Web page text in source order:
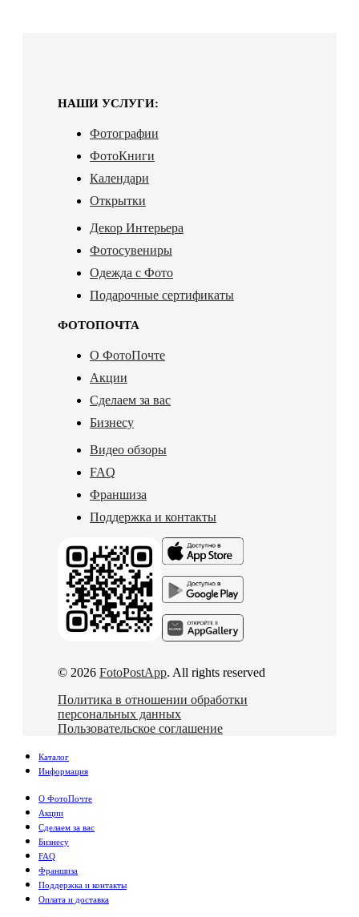
НАШИ УСЛУГИ:
Фотографии
ФотоКниги
Календари
Открытки
Декор Интерьера
Фотосувениры
Одежда с Фото
Подарочные сертификаты
ФОТОПОЧТА
О ФотоПочте
Акции
Сделаем за вас
Бизнесу
Видео обзоры
FAQ
Франшиза
Поддержка и контакты
© 2026 FotoPostApp. All rights reserved
Политика в отношении обработки
персональных данных
Пользовательское соглашение
Каталог
Информация
О ФотоПочте
Акции
Сделаем за вас
Бизнесу
FAQ
Франшиза
Поддержка и контакты
Оплата и доставка